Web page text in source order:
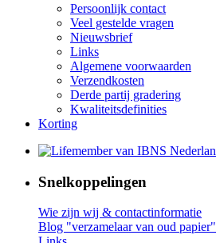
Persoonlijk contact
Veel gestelde vragen
Nieuwsbrief
Links
Algemene voorwaarden
Verzendkosten
Derde partij gradering
Kwaliteitsdefinities
Korting
Snelkoppelingen
Wie zijn wij & contactinformatie
Blog "verzamelaar van oud papier"